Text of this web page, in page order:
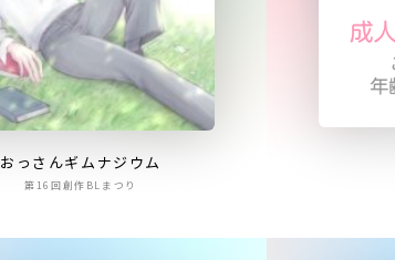
おっさんギムナジウム
第16回創作BLまつり